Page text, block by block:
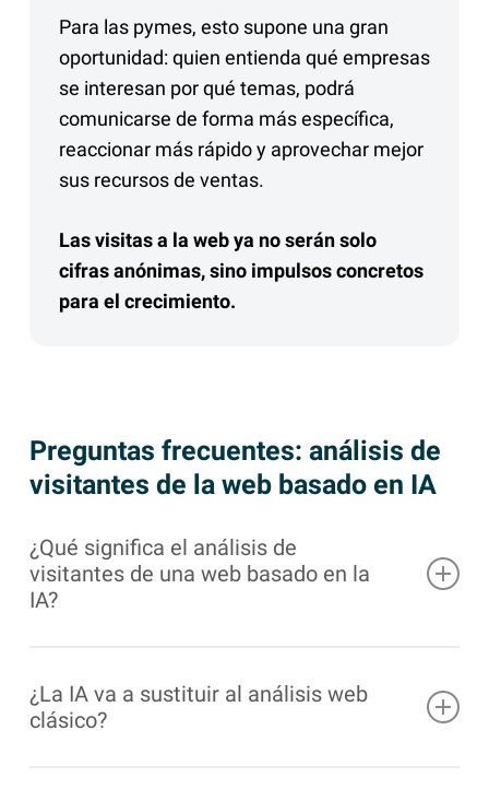
Para las pymes, esto supone una gran
oportunidad: quien entienda qué empresas
se interesan por qué temas, podrá
comunicarse de forma más específica,
reaccionar más rápido y aprovechar mejor
sus recursos de ventas.
Las visitas a la web ya no serán solo
cifras anónimas, sino impulsos concretos
para el crecimiento.
Preguntas frecuentes: análisis de
visitantes de la web basado en IA
¿Qué significa el análisis de
visitantes de una web basado en la
IA?
web con ayuda de la inteligencia artificial y se
traducen en resúmenes fáciles de entender. El
¿La IA va a sustituir al análisis web
clásico?